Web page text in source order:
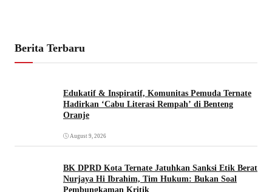
Berita Terbaru
Edukatif & Inspiratif, Komunitas Pemuda Ternate
Hadirkan ‘Cabu Literasi Rempah’ di Benteng
Oranje
August 9, 2026
BK DPRD Kota Ternate Jatuhkan Sanksi Etik Berat
Nurjaya Hi Ibrahim, Tim Hukum: Bukan Soal
Pembungkaman Kritik